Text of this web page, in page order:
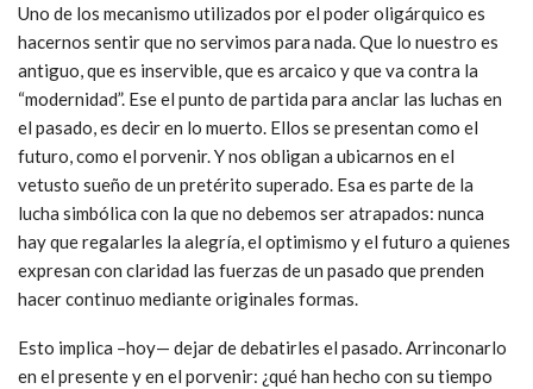
Uno de los mecanismo utilizados por el poder oligárquico es
hacernos sentir que no servimos para nada. Que lo nuestro es
antiguo, que es inservible, que es arcaico y que va contra la
“modernidad”. Ese el punto de partida para anclar las luchas en
el pasado, es decir en lo muerto. Ellos se presentan como el
futuro, como el porvenir. Y nos obligan a ubicarnos en el
vetusto sueño de un pretérito superado. Esa es parte de la
lucha simbólica con la que no debemos ser atrapados: nunca
hay que regalarles la alegría, el optimismo y el futuro a quienes
expresan con claridad las fuerzas de un pasado que prenden
hacer continuo mediante originales formas.
Esto implica –hoy— dejar de debatirles el pasado. Arrinconarlo
en el presente y en el porvenir: ¿qué han hecho con su tiempo